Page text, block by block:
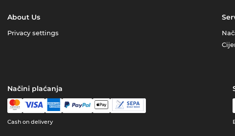
About Us
Privacy settings
Načini plaćanja
Cash on delivery